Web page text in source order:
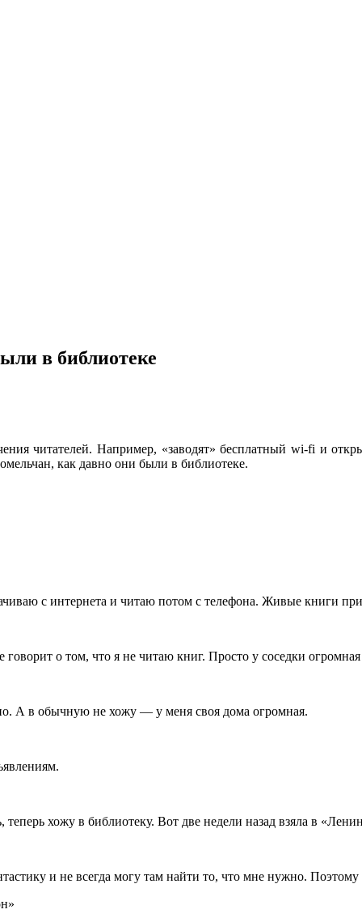
в библиотеке
читателей. Например, «заводят» бесплатный wi-fi и
как давно они были в библиотеке.
с интернета и читаю потом с телефона. Живые книги
о том, что я не читаю книг. Просто у соседки
А в обычную не хо­жу — у меня своя дома огромная.
хо­жу в библиотеку. Вот две недели на­зад взяла в
и не всег­да могу там найти то, что мне нужно.